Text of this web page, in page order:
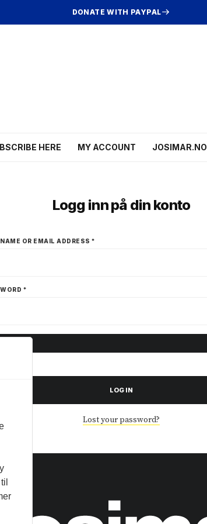
DONATE WITH PAYPAL
HERE MY ACCOUNT JOSIMAR.NO
Logg inn på din konto
OR EMAIL ADDRESS *
*
LOG IN
Lost your password?